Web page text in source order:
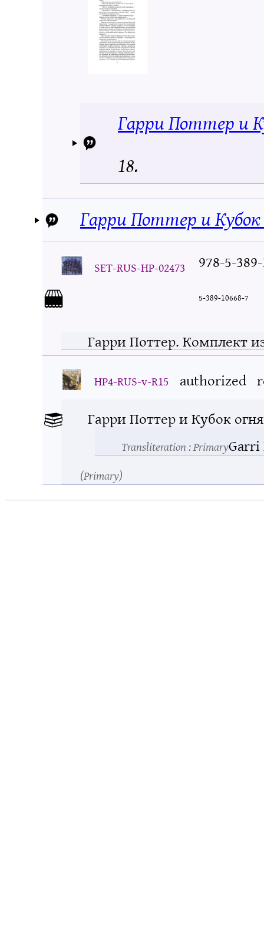
Гарри Поттер и
18.
Гарри Поттер и
SET-RUS-HP-02473 978-5-
5-389-10668-7
Гарри Поттер. Комплект
HP4-RUS-v-R15 authorized
Гарри Поттер и Кубок огня
Transliteration: Primary
Primary